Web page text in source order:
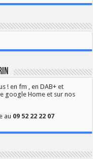
! en fm , en DAB+ et
google Home et sur nos
au 09 52 22 22 07